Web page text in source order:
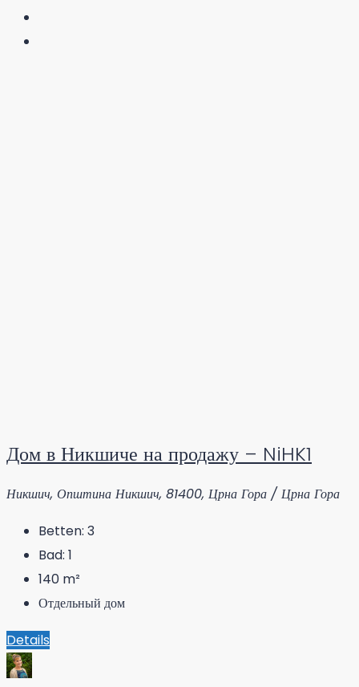
Дом в Никшиче на продажу – NiHK1
Никшич, Општина Никшич, 81400, Црна Гора / Црна Гора
Betten: 3
Bad: 1
140 m²
Отдельный дом
Details